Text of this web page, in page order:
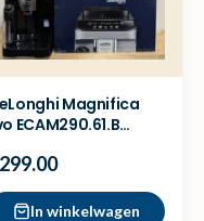
Magnifica
ECAM290.61.B
In winkelwagen